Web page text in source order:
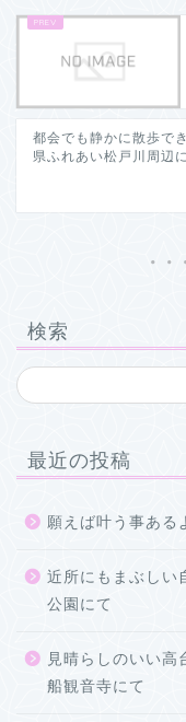
都会でも静かに散歩で
県ふれあい松戸川周辺
検索
最近の投稿
願えば叶う事ある
近所にもまぶしい
公園にて
見晴らしのいい高
船観音寺にて